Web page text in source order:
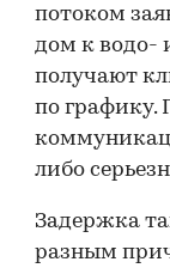
потоком
дом к водо-
получают
по графику.
либо
Задержка
разным